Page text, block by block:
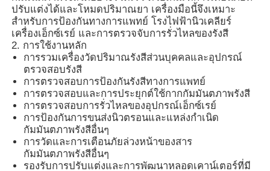
ควบคุมคุณภาพ
ติดต่อเรา
ข่าว
กรณีแสดง
ขออ้าง
ปรับแต่งได้และโหมดปริมาณยา เครื่องมือนี้จึงเหมาะ
สำหรับการป้องกันทางการแพทย์ โรงไฟฟ้านิวเคลียร์
เครื่องเอ็กซ์เรย์ และการตรวจจับการรั่วไหลของรังสี
2. การใช้งานหลัก
การรวมเครื่องวัดปริมาณรังสีส่วนบุคคลและอุปกรณ์
ตรวจสอบรังสี
การตรวจสอบการป้องกันรังสีทางการแพทย์
การตรวจสอบและการประยุกต์ใช้กากกัมมันตภาพรังสี
การตรวจสอบการรั่วไหลของอุปกรณ์เอ็กซ์เรย์
การป้องกันการขนส่งนิวตรอนและแหล่งกำเนิด
กัมมันตภาพรังสีอื่นๆ
การวัดและการเตือนภัยล่วงหน้าของสาร
กัมมันตภาพรังสีอื่นๆ
รองรับการปรับแต่งและการพัฒนาหลอดเคาน์เตอร์ที่มี